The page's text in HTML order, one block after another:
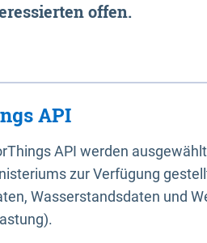
offen.
API
API werden
zur Verfügung
Wasserstandsdaten und